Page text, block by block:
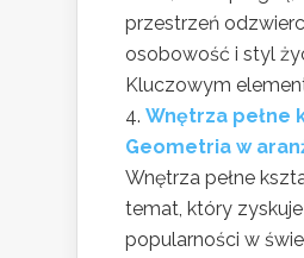
przestrzeń
osobowość i styl
Kluczowym
Wnętrza pełne
Geometria w
Wnętrza pełne
temat, który
popularności w